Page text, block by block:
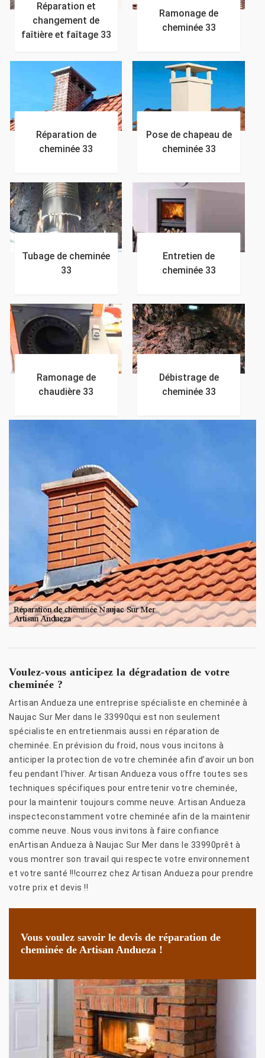
Réparation et
changement de
faîtière et faîtage 33
Ramonage de
cheminée 33
Réparation de
cheminée 33
Pose de chapeau de
cheminée 33
Tubage de cheminée
33
Entretien de
cheminée 33
Ramonage de
chaudière 33
Débistrage de
cheminée 33
Voulez-vous anticipez la dégradation de votre
cheminée ?
Artisan Andueza une entreprise spécialiste en cheminée à
Naujac Sur Mer dans le 33990qui est non seulement
spécialiste en entretienmais aussi en réparation de
cheminée. En prévision du froid, nous vous incitons à
anticiper la protection de votre cheminée afin d’avoir un bon
feu pendant l’hiver. Artisan Andueza vous offre toutes ses
techniques spécifiques pour entretenir votre cheminée,
pour la maintenir toujours comme neuve. Artisan Andueza
inspecteconstamment votre cheminée afin de la maintenir
comme neuve. Nous vous invitons à faire confiance
enArtisan Andueza à Naujac Sur Mer dans le 33990prêt à
vous montrer son travail qui respecte votre environnement
et votre santé !!!courrez chez Artisan Andueza pour prendre
votre prix et devis !!
Vous voulez savoir le devis de réparation de
cheminée de Artisan Andueza !